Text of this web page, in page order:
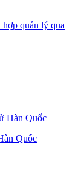
quản lý qua
Quốc